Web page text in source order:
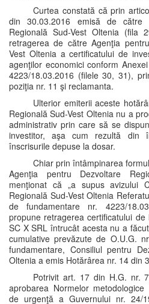
Curtea constată că prin
din 30.03.2016 emisă de către
Regională Sud-Vest Oltenia (fila
retragerea de către Agenţia
Vest Oltenia a certificatului de
agenţilor economici conform
4223/18.03.2016 (filele 30, 31),
poziţia nr. 11 şi reclamanta.
Ulterior emiterii aceste
Regională Sud-Vest Oltenia nu a
administrativ prin care să se
investitor, aşa cum rezultă din
înscrisurile depuse la dosar.
Chiar prin întâmpinarea
Agenţia pentru Dezvoltare
menţionat că „a supus avizului
Regională Sud-Vest Oltenia
de fundamentare nr. 4223/
propune retragerea certificatului
SC X SRL întrucât acesta nu a
cumulative prevăzute de O.U.G.
fundamentare, Consiliul pentru
Oltenia a emis Hotărârea nr. 14 din
Potrivit art. 17 din H.G. nr.
aprobarea Normelor
de urgenţă a Guvernului nr. 24/